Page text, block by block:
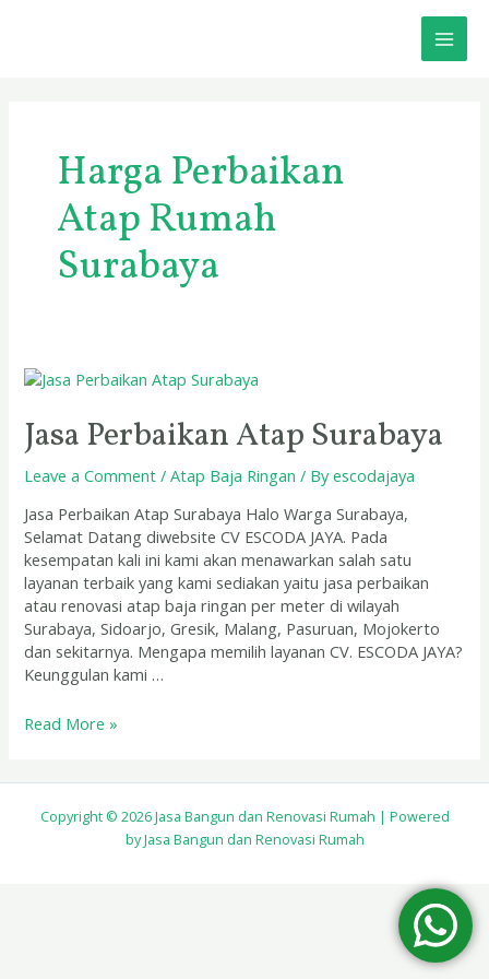
Harga Perbaikan
Atap Rumah
Surabaya
Jasa Perbaikan Atap Surabaya
Leave a Comment /Atap Baja Ringan / Byescodajaya
Jasa Perbaikan Atap Surabaya Halo Warga Surabaya,
Selamat Datang diwebsite CV ESCODA JAYA. Pada
kesempatan kali ini kami akan menawarkan salah satu
layanan terbaik yang kami sediakan yaitu jasa perbaikan
atau renovasi atap baja ringan per meter di wilayah
Surabaya, Sidoarjo, Gresik, Malang, Pasuruan, Mojokerto
dan sekitarnya. Mengapa memilih layanan CV. ESCODA JAYA?
Keunggulan kami …
Jasa
Atap
Surabaya
Read More »
Copyright © 2026 Jasa Bangun dan Renovasi Rumah | Powered
by Jasa Bangun dan Renovasi Rumah